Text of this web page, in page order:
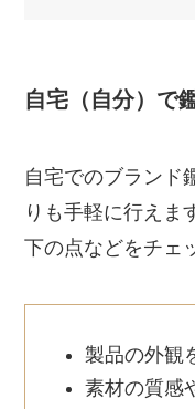
自宅（自分）で
自宅でのブランド
りも手軽に行えま
下の点などをチェ
製品の外観
素材の質感